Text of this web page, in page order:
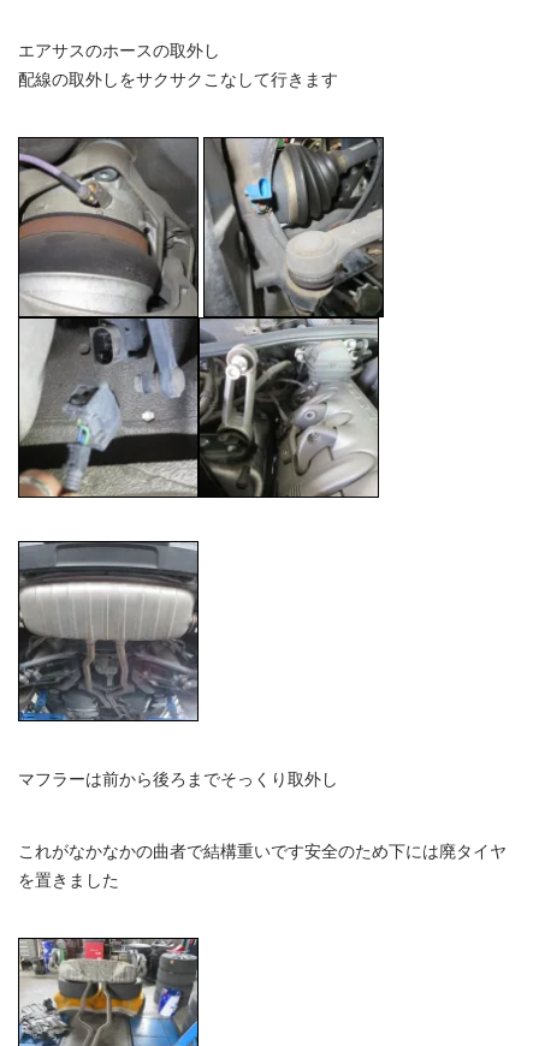
エアサスのホースの取外し
配線の取外しをサクサクこなして行きます
マフラーは前から後ろまでそっくり取外し
これがなかなかの曲者で結構重いです安全のため下には廃タイヤ
を置きました